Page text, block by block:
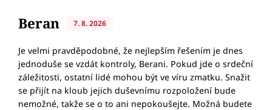
Beran 7. 8. 2026
Je velmi pravděpodobné, že nejlepším řešením je dnes
jednoduše se vzdát kontroly, Berani. Pokud jde o srdeční
záležitosti, ostatní lidé mohou být ve víru zmatku. Snažit
se přijít na kloub jejich duševnímu rozpoložení bude
nemožné, takže se o to ani nepokoušejte. Možná budete